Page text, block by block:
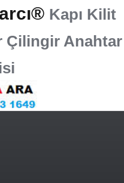
Kapı Kilit
Çilingir Anahtar